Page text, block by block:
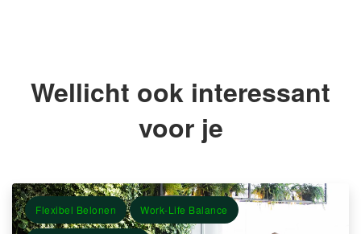
Wellicht ook interessant
voor je
Flexibel Belonen Work-Life Balance